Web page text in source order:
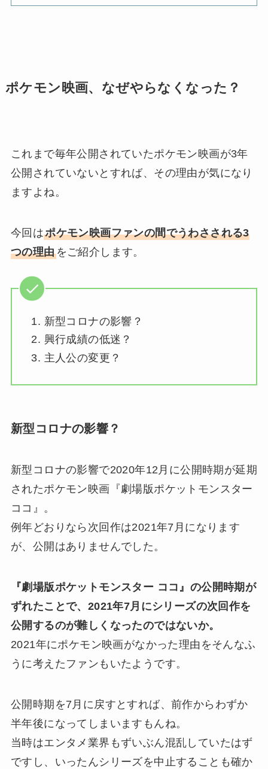
ポケモン映画、なぜやらなくなった？
これまで毎年公開されていたポケモン映画が3年
公開されていないとすれば、その理由が気になり
ますよね。
今回はポケモン映画ファンの間でうわさされる3
つの理由をご紹介します。
新型コロナの影響？
興行成績の低迷？
主人公の変更？
新型コロナの影響？
新型コロナの影響で2020年12月に公開時期が延期
されたポケモン映画『劇場版ポケットモンスター
ココ』。
例年どおりなら次回作は2021年7月になります
が、公開はありませんでした。
『劇場版ポケットモンスター ココ』の公開時期が
ずれたことで、2021年7月にシリーズの次回作を
公開するのが難しくなったのではないか。
2021年にポケモン映画がなかった理由をそんなふ
うに考えたファンもいたようです。
公開時期を7月に戻すとすれば、前作からわずか
半年後になってしまいますもんね。
当時はエンタメ業界もずいぶん混乱していたはず
ですし、いったんシリーズを中止することも確か